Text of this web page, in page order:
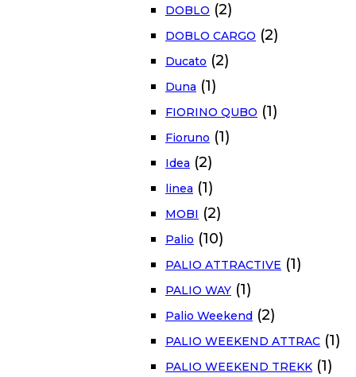
DOBLO (2)
DOBLO CARGO (2)
Ducato (2)
Duna (1)
FIORINO QUBO (1)
Fioruno (1)
Idea (2)
linea (1)
MOBI (2)
Palio (10)
PALIO ATTRACTIVE (1)
PALIO WAY (1)
Palio Weekend (2)
PALIO WEEKEND ATTRAC (1)
PALIO WEEKEND TREKK (1)